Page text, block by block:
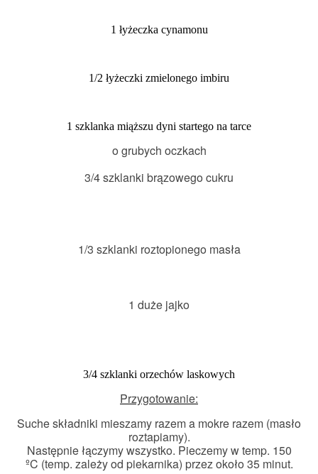
1 łyżeczka cynamonu
1/2 łyżeczki zmielonego imbiru
1 szklanka miąższu dyni startego na tarce
o grubych oczkach
3/4 szklanki brązowego cukru
1/3 szklanki roztopionego masła
1 duże jajko
3/4 szklanki orzechów laskowych
Przygotowanie:
Suche składniki mieszamy razem a mokre razem (masło
roztapiamy).
Następnie łączymy wszystko. Pieczemy w temp. 150
ºC (temp. zależy od piekarnika) przez około 35 minut.